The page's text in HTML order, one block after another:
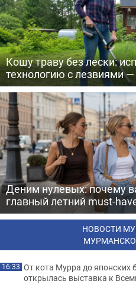
Кошу траву без лески:
технологию с лезвиями
Деним нулевых:
главный летний must-
НОВОСТИ
16:33 От кота Мурра до японских
открылась выставка к